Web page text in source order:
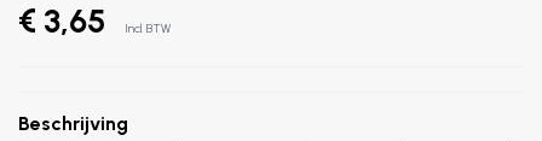
€ 3,65 Incl. BTW
Beschrijving